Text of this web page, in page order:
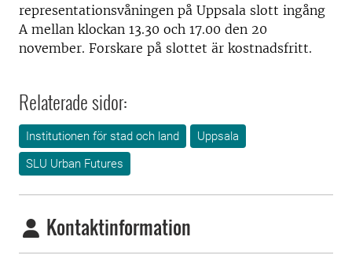
representationsvåningen på Uppsala slott ingång
A mellan klockan 13.30 och 17.00 den 20
november. Forskare på slottet är kostnadsfritt.
Relaterade sidor:
Institutionen för stad och land
Uppsala
SLU Urban Futures
Kontaktinformation